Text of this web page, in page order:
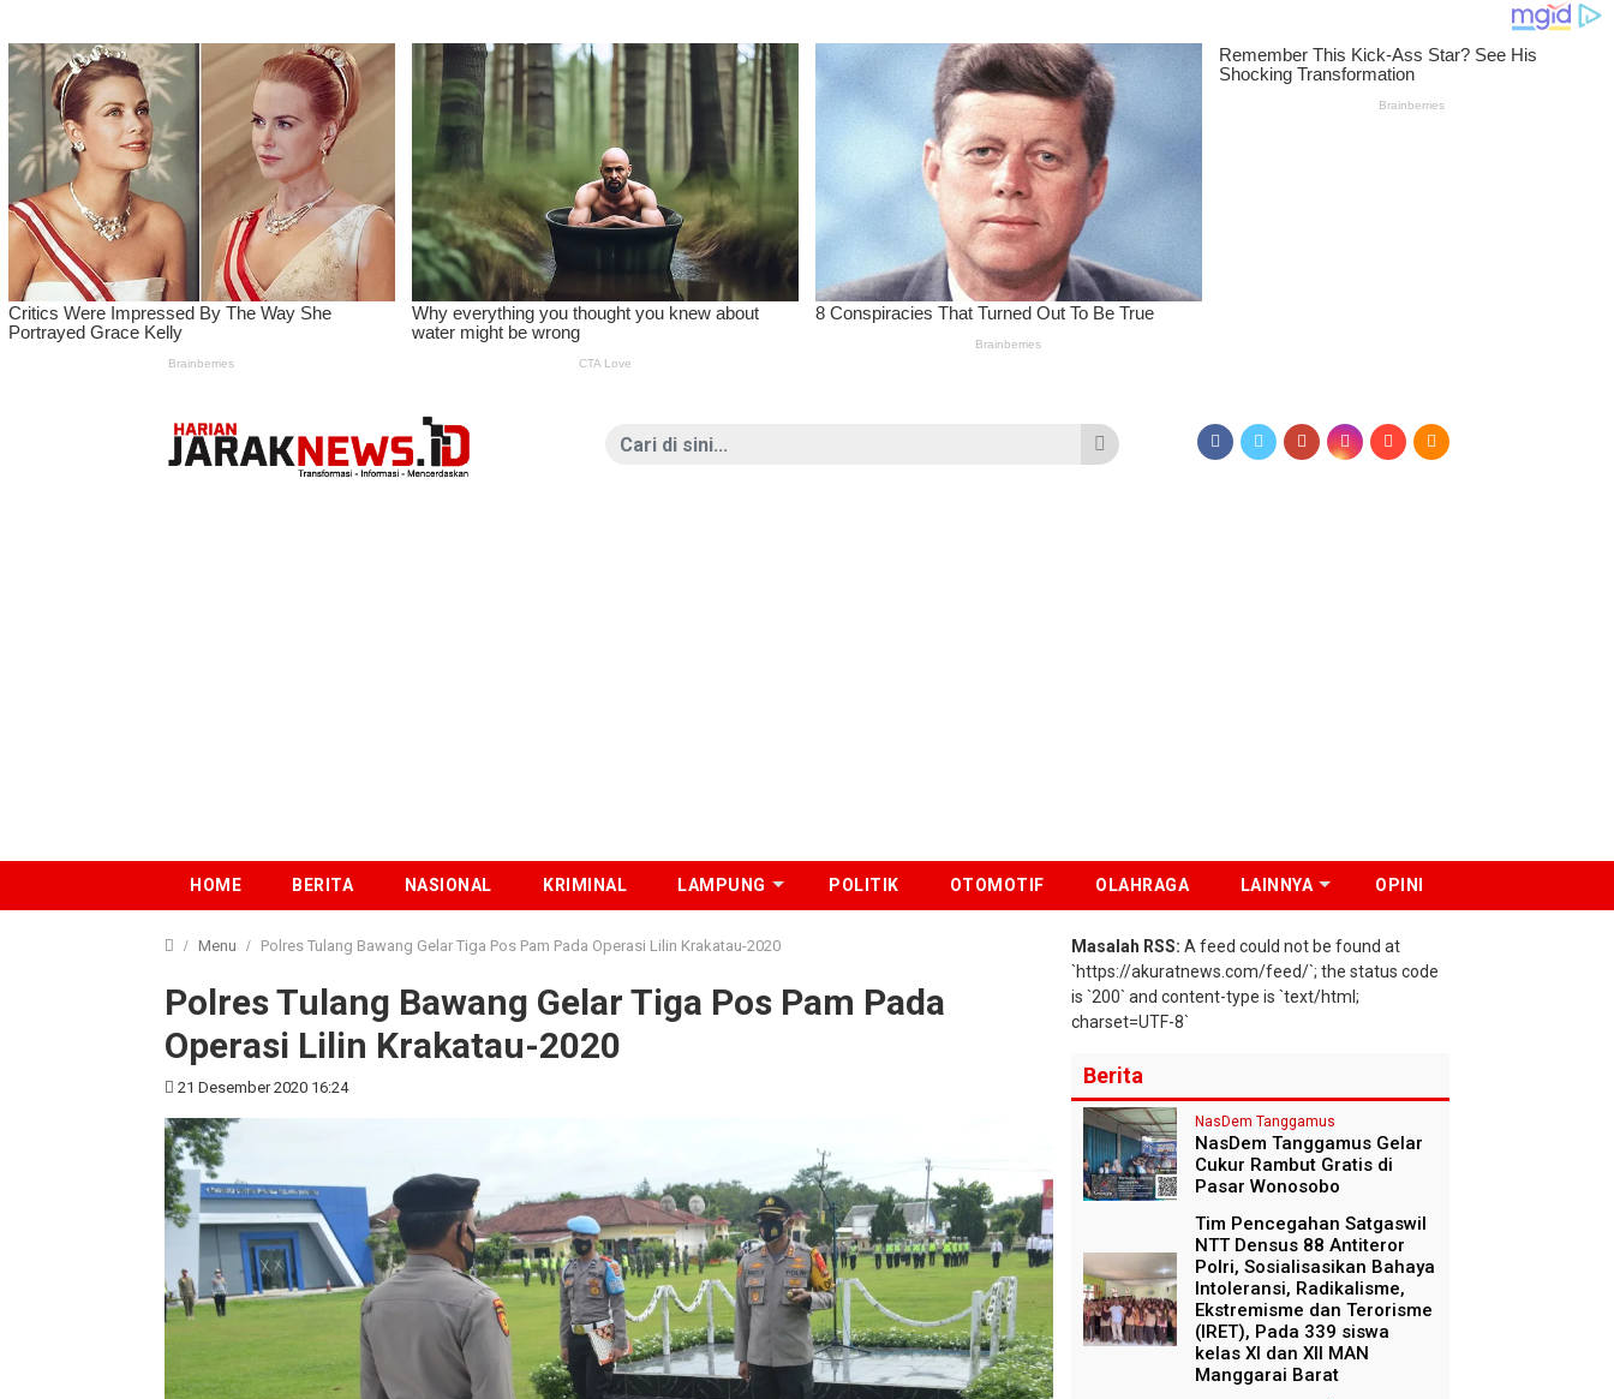
HOME BERITA NASIONAL KRIMINAL LAMPUNG POLITIK OTOMOTIF OLAHRAGA LAINNYA OPINI
Menu Polres Tulang Bawang Gelar Tiga Pos Pam Pada Operasi Lilin Krakatau-2020
Polres Tulang Bawang Gelar Tiga Pos Pam Pada
Operasi Lilin Krakatau-2020
21 Desember 2020 16:24
Masalah RSS: A feed could not be found at
`https://akuratnews.com/feed/`; the status code
is `200` and content-type is `text/html;
charset=UTF-8`
Berita
NasDem Tanggamus
NasDem Tanggamus Gelar
Cukur Rambut Gratis di
Pasar Wonosobo
Tim Pencegahan Satgaswil
NTT Densus 88 Antiteror
Polri, Sosialisasikan Bahaya
Intoleransi, Radikalisme,
Ekstremisme dan Terorisme
(IRET), Pada 339 siswa
kelas XI dan XII MAN
Manggarai Barat